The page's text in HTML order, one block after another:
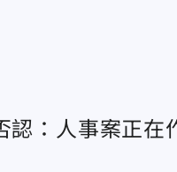
認：人事案正在